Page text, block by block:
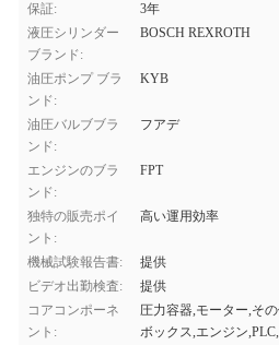
保証:
3年
液圧シリンダー
ブランド:
BOSCH REXROTH
油圧ポンプ ブラ
ンド:
KYB
油圧バルブブラ
ンド:
フアデ
エンジンのブラ
ンド:
FPT
独特の販売ポイ
ント:
高い運用効率
機械試験報告書:
提供
ビデオ出勤検査:
提供
コアコンポーネ
ント:
圧力容器,モーター,そ
ボックス,エンジン